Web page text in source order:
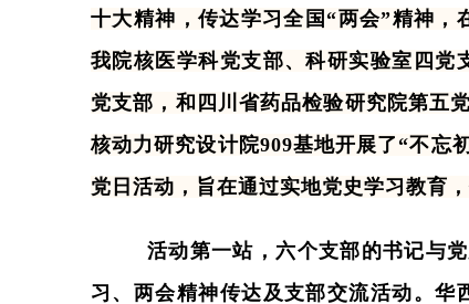
十大精神，传达学习全国“两会”精神，
我院核医学科党支部、科研实验室四党
党支部，和四川省药品检验研究院第五
核动力研究设计院909基地开展了“不忘
党日活动，旨在通过实地党史学习教育，
活动第一站，六个支部的书记与
习、两会精神传达及支部交流活动。